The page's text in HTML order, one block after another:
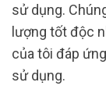
sử dụng.
lượng tốt độc
của tôi đáp
sử dụng.